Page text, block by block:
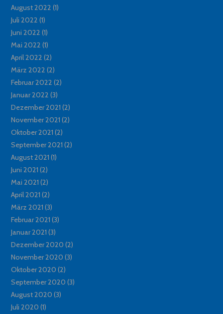
August 2022 (1)
Juli 2022 (1)
Juni 2022 (1)
Mai 2022 (1)
April 2022 (2)
März 2022 (2)
Februar 2022 (2)
Januar 2022 (3)
Dezember 2021 (2)
November 2021 (2)
Oktober 2021 (2)
September 2021 (2)
August 2021 (1)
Juni 2021 (2)
Mai 2021 (2)
April 2021 (2)
März 2021 (3)
Februar 2021 (3)
Januar 2021 (3)
Dezember 2020 (2)
November 2020 (3)
Oktober 2020 (2)
September 2020 (3)
August 2020 (3)
Juli 2020 (1)